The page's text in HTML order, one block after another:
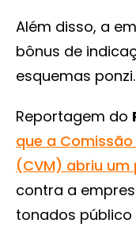
Além disso, a
bônus de
esquemas ponzi.
Reportagem do
que a
(CVM) abriu
contra a
tonados